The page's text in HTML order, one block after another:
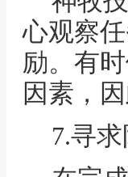
心观察
励。有
因素，
7.寻